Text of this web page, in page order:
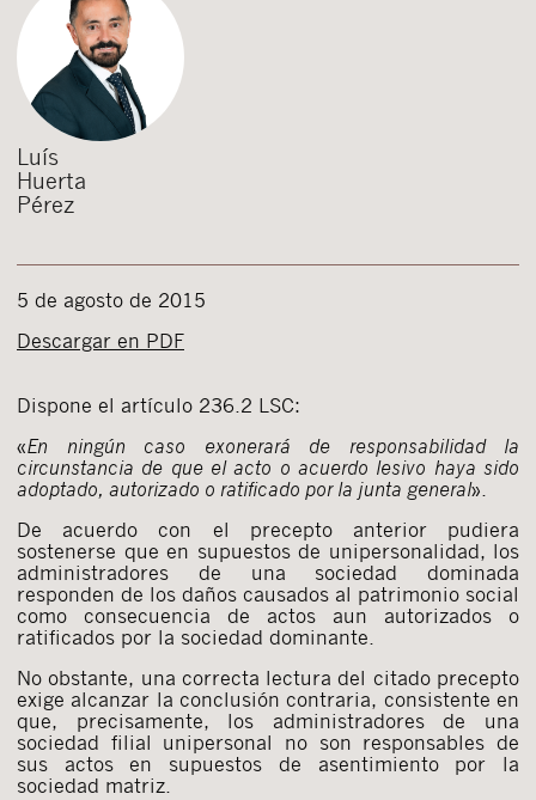
Luís
Huerta
Pérez
5 de agosto de 2015
Descargar en PDF
Dispone el artículo 236.2 LSC:
«En ningún caso exonerará de responsabilidad la
circunstancia de que el acto o acuerdo lesivo haya sido
adoptado, autorizado o ratificado por la junta general».
De acuerdo con el precepto anterior pudiera
sostenerse que en supuestos de unipersonalidad, los
administradores de una sociedad dominada
responden de los daños causados al patrimonio social
como consecuencia de actos aun autorizados o
ratificados por la sociedad dominante.
No obstante, una correcta lectura del citado precepto
exige alcanzar la conclusión contraria, consistente en
que, precisamente, los administradores de una
sociedad filial unipersonal no son responsables de
sus actos en supuestos de asentimiento por la
sociedad matriz.